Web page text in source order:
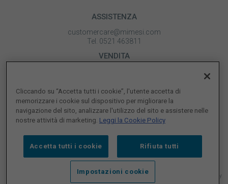
ASSISTENZA
customercare@mimesi.com
Tel. 0521 463811
VENDITA
SEGUICI SUI NOSTRI SOCIAL
© 2026 MIMESI P.IVA 02161300344 |Whistleblowing |M.O ex D. Lgs. 231/01
Privacy
Cliccando su “Accetta tutti i cookie”, l'utente accetta di
memorizzare i cookie sul dispositivo per migliorare la
navigazione del sito, analizzare l'utilizzo del sito e assistere nelle
nostre attività di marketing. Leggi la Cookie Policy
Accetta tutti i cookie Rifiuta tutti
Impostazioni cookie